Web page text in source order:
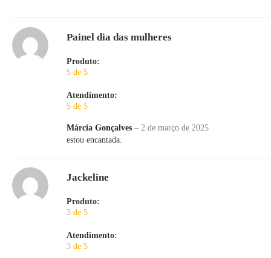
Painel dia das mulheres
Produto:
5 de 5
Atendimento:
5 de 5
Márcia Gonçalves – 2 de março de 2025
estou encantada.
Jackeline
Produto:
3 de 5
Atendimento:
3 de 5